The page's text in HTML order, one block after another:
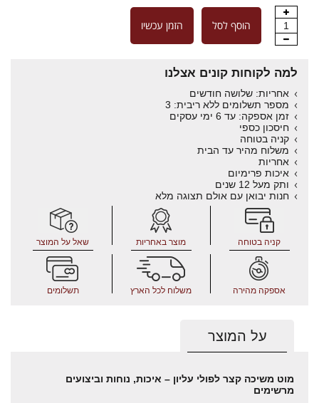
1 הוסף לסל הזמן עכשיו
למה לקוחות קונים אצלנו
אחריות: שלושה חודשים
מספר תשלומים ללא ריבית: 3
זמן אספקה: עד 6 ימי עסקים
חיסכון כספי
קניה בטוחה
משלוח מהיר עד הבית
אחריות
איכות פרימיום
ותק מעל 12 שנים
חנות יבואן עם אולם תצוגה מלא
קניה בטוחה מוצר באחריות שאל על המוצר
אספקה מהירה משלוח לכל הארץ תשלומים
על המוצר
מוט משיכה קצר לפולי עליון – איכות, נוחות וביצועים
מרשימים